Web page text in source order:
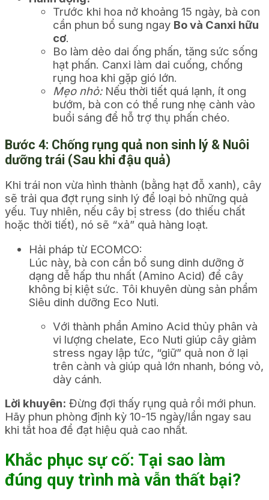
Trước khi hoa nở khoảng 15 ngày, bà con
cần phun bổ sung ngay Bo và Canxi hữu
cơ.
Bo làm dẻo dai ống phấn, tăng sức sống
hạt phấn. Canxi làm dai cuống, chống
rụng hoa khi gặp gió lớn.
Mẹo nhỏ:Nếu thời tiết quá lạnh, ít ong
bướm, bà con có thể rung nhẹ cành vào
buổi sáng để hỗ trợ thụ phấn chéo.
Bước 4: Chống rụng quả non sinh lý & Nuôi
dưỡng trái (Sau khi đậu quả)
Khi trái non vừa hình thành (bằng hạt đỗ xanh), cây
sẽ trải qua đợt rụng sinh lý để loại bỏ những quả
yếu. Tuy nhiên, nếu cây bị stress (do thiếu chất
hoặc thời tiết), nó sẽ “xả” quả hàng loạt.
Hải pháp từ ECOMCO:
Lúc này, bà con cần bổ sung dinh dưỡng ở
dạng dễ hấp thu nhất (Amino Acid) để cây
không bị kiệt sức. Tôi khuyên dùng sản phẩm
Siêu dinh dưỡng Eco Nuti.
Với thành phần Amino Acid thủy phân và
vi lượng chelate, Eco Nuti giúp cây giảm
stress ngay lập tức, “giữ” quả non ở lại
trên cành và giúp quả lớn nhanh, bóng vỏ,
dày cánh.
Lời khuyên: Đừng đợi thấy rụng quả rồi mới phun.
Hãy phun phòng định kỳ 10-15 ngày/lần ngay sau
khi tắt hoa để đạt hiệu quả cao nhất.
Khắc phục sự cố: Tại sao làm
đúng quy trình mà vẫn thất bại?